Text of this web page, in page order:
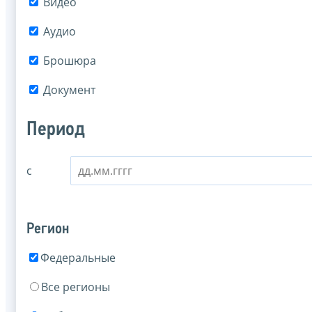
Аудио
Брошюра
Документ
Период
с
Регион
Федеральные
Все регионы